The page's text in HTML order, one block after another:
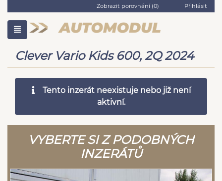
Zobrazit porovnání (0) Přihlásit
Clever Vario Kids 600, 2Q 2024
Tento inzerát neexistuje nebo již není
aktivní.
VYBERTE SI Z PODOBNÝCH
INZERÁTŮ